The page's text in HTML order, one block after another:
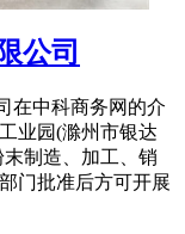
公司
在中科商务网的介
业园(滁州市银达
制造、加工、销
门批准后方可开展